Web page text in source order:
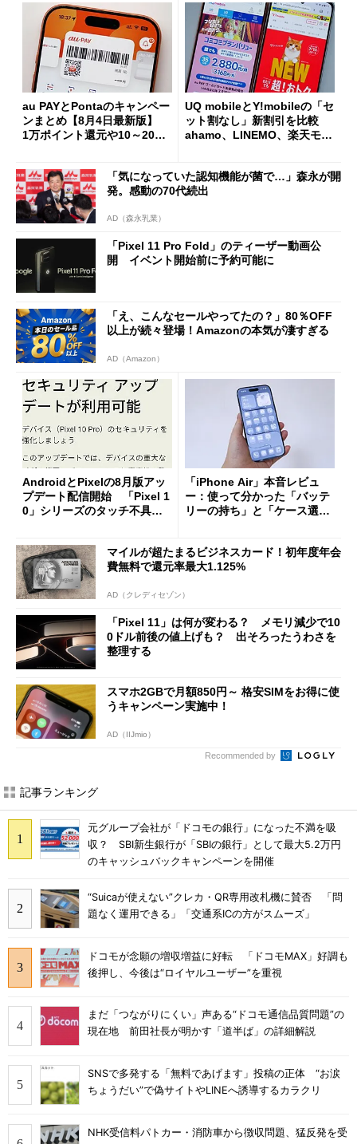
au PAYとPontaのキャンペー
ンまとめ【8月4日最新版】
1万ポイント還元や10～20％
UQ mobileとY!mobileの「セ
ット割なし」新割引を比較
ahamo、LINEMO、楽天モバ
「気になっていた認知機能が菌で…」森永が開
発。感動の70代続出
AD（森永乳業）
「Pixel 11 Pro Fold」のティーザー動画公
開 イベント開始前に予約可能に
「え、こんなセールやってたの？」80％OFF
以上が続々登場！Amazonの本気が凄すぎる
AD（Amazon）
AndroidとPixelの8月版アッ
プデート配信開始 「Pixel 1
0」シリーズのタッチ不具合
「iPhone Air」本音レビュ
ー：使って分かった「バッテ
リーの持ち」と「ケース選
マイルが超たまるビジネスカード！初年度年会
費無料で還元率最大1.125%
AD（クレディセゾン）
「Pixel 11」は何が変わる？ メモリ減少で10
0ドル前後の値上げも？ 出そろったうわさを
整理する
スマホ2GBで月額850円～ 格安SIMをお得に使
うキャンペーン実施中！
AD（IIJmio）
Recommended by
記事ランキング
元グループ会社が「ドコモの銀行」になった不満を吸
収？ SBI新生銀行が「SBIの銀行」として最大5.2万円
のキャッシュバックキャンペーンを開催
“Suicaが使えない”クレカ・QR専用改札機に賛否 「問
題なく運用できる」「交通系ICの方がスムーズ」
ドコモが念願の増収増益に好転 「ドコモMAX」好調も
後押し、今後は“ロイヤルユーザー”を重視
まだ「つながりにくい」声ある“ドコモ通信品質問題”の
現在地 前田社長が明かす「道半ば」の詳細解説
SNSで多発する「無料であげます」投稿の正体 “お涙
ちょうだい”で偽サイトやLINEへ誘導するカラクリ
NHK受信料パトカー・消防車から徴収問題、猛反発を受